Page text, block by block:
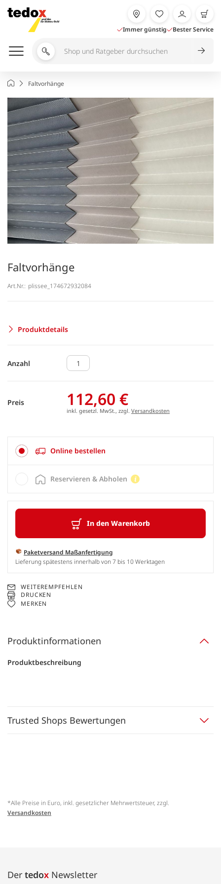
Inhalt
springen
Immer günstig Bester Service
Shop
durchsuchen
StartseiteFaltvorhänge
Faltvorhänge
Art.Nr.: plissee_174672932084
Produktdetails
Anzahl
Preis 112,60 €
inkl. gesetzl. MwSt., zzgl. Versandkosten
Online bestellen
In den Warenkorb
Paketversand Maßanfertigung
Lieferung spätestens innerhalb von 7 bis 10 Werktagen
Reservieren & Abholen
WEITEREMPFEHLEN
DRUCKEN
MERKEN
Produktinformationen
Produktbeschreibung
Trusted Shops Bewertungen
*Alle Preise in Euro, inkl. gesetzlicher Mehrwertsteuer, zzgl.
Versandkosten
Der tedox Newsletter